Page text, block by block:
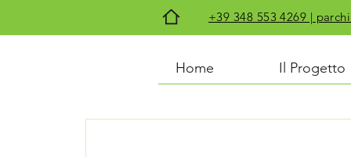
+39 348 553 4269 |
Home Il Progetto